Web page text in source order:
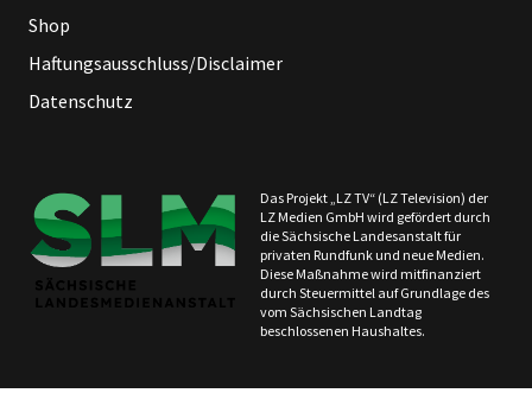
Shop
Haftungsausschluss/Disclaimer
Datenschutz
Das Projekt „LZ TV“ (LZ Television) der
LZ Medien GmbH wird gefördert durch
die Sächsische Landesanstalt für
privaten Rundfunk und neue Medien.
Diese Maßnahme wird mitfinanziert
durch Steuermittel auf Grundlage des
vom Sächsischen Landtag
beschlossenen Haushaltes.